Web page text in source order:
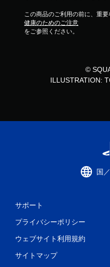
この商品のご利用の前に、重
健康のためのご注意
をご参照ください。
©
ILLUSTRATION:
国
サポート
プライバシーポリシー
ウェブサイト利用規約
サイトマップ